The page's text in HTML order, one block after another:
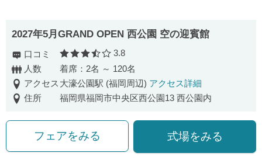
2027年5月GRAND OPEN 西公園 空の迎賓館
口コミ 口コミ評価
3.8
人数
着席：2名 ～ 120名
アクセス 大濠公園駅 (福岡周辺) アクセス詳細
住所
福岡県福岡市中央区西公園13 西公園内
フェアをみる 式場をみる